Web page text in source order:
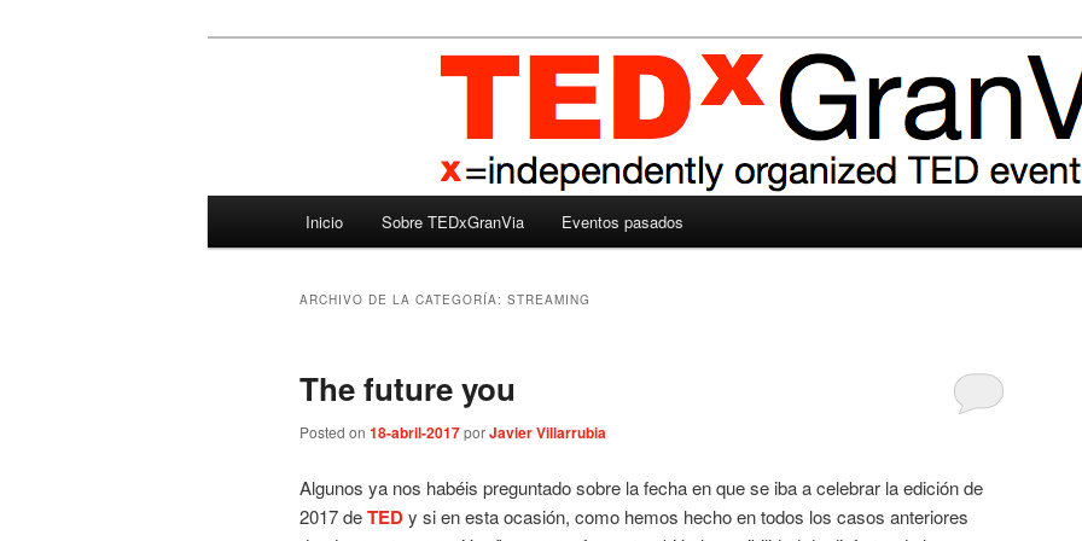
TEDxGranVia
Madrid – España – Spain
Inicio Sobre TEDxGranVia Eventos pasados
ARCHIVO DE LA CATEGORÍA: STREAMING
The future you
Posted on 18-abril-2017porJavier Villarrubia
Algunos ya nos habéis preguntado sobre la fecha en que se iba a celebrar la edición de
2017 deTEDy si en esta ocasión, como hemos hecho en todos los casos anteriores